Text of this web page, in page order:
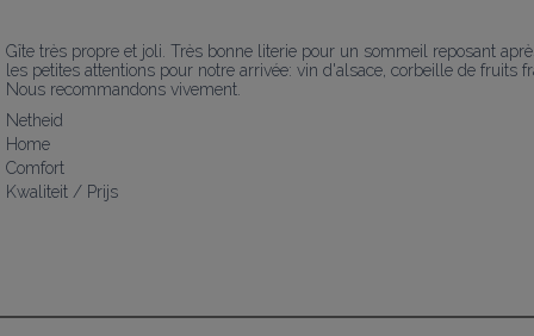
Gîte très propre et joli. Très bonne literie pour un sommeil reposant
les petites attentions pour notre arrivée: vin d'alsace, corbeille de
Nous recommandons vivement.
Netheid
Home
Comfort
Kwaliteit / Prijs